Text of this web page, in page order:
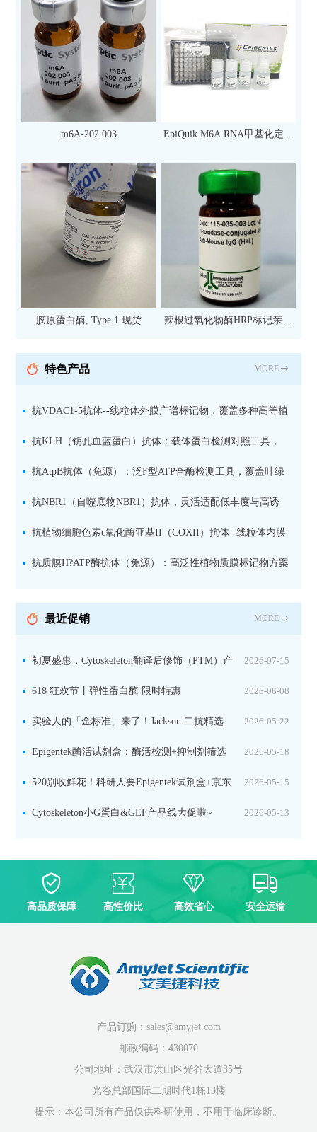
m6A-202 003
EpiQuik M6A RNA甲基化定量
次）
胶原蛋白酶, Type 1 现货
辣根过氧化物酶HRP标记亲和
抗 现货
特色产品 MORE
抗VDAC1-5抗体--线粒体外膜广谱标记物，覆盖多种高等植
物及二维BN-PAGE应用
抗KLH（钥孔血蓝蛋白）抗体：载体蛋白检测对照工具，
适用于ELISA、WB与免疫定位
抗AtpB抗体（兔源）：泛F型ATP合酶检测工具，覆盖叶绿
体、线粒体与细菌
抗NBR1（自噬底物NBR1）抗体，灵活适配低丰度与高诱
导样本
抗植物细胞色素c氧化酶亚基II（COXII）抗体--线粒体内膜
专属标记物，适用于天然与变性电泳
抗质膜H?ATP酶抗体（兔源）：高泛性植物质膜标记物方案
最近促销 MORE
2026-07-15
初夏盛惠，Cytoskeleton翻译后修饰（PTM）产
品线放价啦！ 2026-06-08
618 狂欢节丨弹性蛋白酶 限时特惠
2026-05-22
实验人的「金标准」来了！Jackson 二抗精选
限时一口价，手慢无！ 2026-05-18
Epigentek酶活试剂盒：酶活检测+抑制剂筛选
双赋能，下单即赠京东卡 2026-05-15
520别收鲜花！科研人要Epigentek试剂盒+京东
卡！ 2026-05-13
Cytoskeleton小G蛋白&GEF产品线大促啦~
高品质保障 高性价比 高效省心 安全运输
产品订购：sales@amyjet.com
邮政编码：430070
公司地址：武汉市洪山区光谷大道35号
光谷总部国际二期时代1栋13楼
提示：本公司所有产品仅供科研使用，不用于临床诊断。